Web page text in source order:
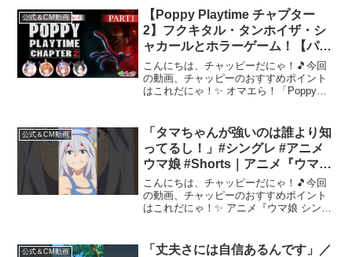
ローズ】★ダートLoH先取り解説 【✅無
人島シナリオ/...
公式＆CM動画
【Poppy Playtime チャプター
2】フクキタル・タンホイザ・シ
ャカールとホラーゲーム！【パー
ト1】
こんにちは、チャッピーだにゃ！🎵今回
の動画、チャッピーのおすすめポイント
はこれだにゃ！✨ オマエら！「Poppy
カールも一緒にチャプター2をやっていく
ぜ！うる...
公式＆CM動画
「タマちゃんが強いのは誰より知
ってるし！」#シングレ #アニメ
ウマ娘 #Shorts｜アニメ『ウマ娘
シンデレラグレイ』第10話「最
強」より
こんにちは、チャッピーだにゃ！🎵今回
の動画、チャッピーのおすすめポイント
はこれだにゃ！✨ アニメ『ウマ娘 シンデ
分割2クールで放送中！■放送情報・TBS
公式＆CM動画
「丈夫さには自信あるんです」／